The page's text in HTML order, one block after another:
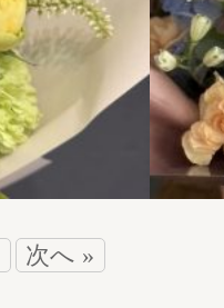
次へ »